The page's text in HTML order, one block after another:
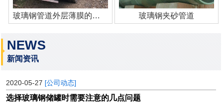
玻璃钢管道外层薄膜的作用 玻璃钢夹砂管道
NEWS
新闻资讯
2020-05-27 [公司动态]
选择玻璃钢储罐时需要注意的几点问题